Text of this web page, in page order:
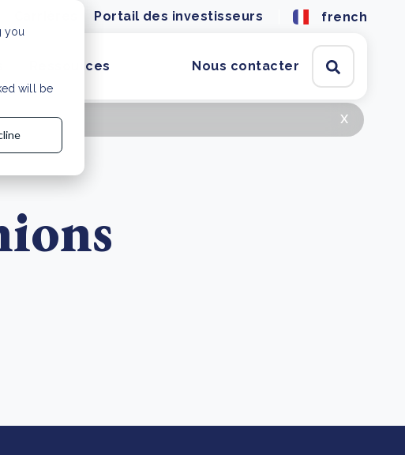
you
will be
Portail des investisseurs french
Ressources Nous contacter
x